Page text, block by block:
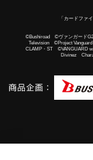
「カードファ
©Bushiroad ©ヴァンガード
Television ©Project
CLAMP・ST ©VANGUARD
Divinez